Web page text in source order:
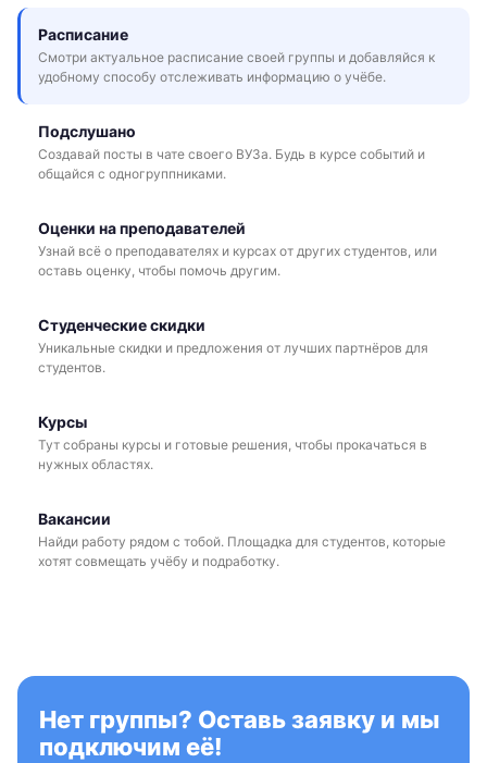
Расписание
Смотри актуальное расписание своей группы и добавляйся к
удобному способу отслеживать информацию о учёбе.
Подслушано
Создавай посты в чате своего ВУЗа. Будь в курсе событий и
общайся с одногруппниками.
Оценки на преподавателей
Узнай всё о преподавателях и курсах от других студентов, или
оставь оценку, чтобы помочь другим.
Студенческие скидки
Уникальные скидки и предложения от лучших партнёров для
студентов.
Курсы
Тут собраны курсы и готовые решения, чтобы прокачаться в
нужных областях.
Вакансии
Найди работу рядом с тобой. Площадка для студентов, которые
хотят совмещать учёбу и подработку.
Нет группы? Оставь заявку и мы
подключим её!